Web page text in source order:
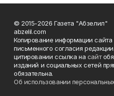
© 2015-2026 Газета "Абзелил"
abzelil.com
Копирование информации
письменного согласия
цитировании ссылка на сайт
изданий и социальных сетей
обязательна.
Об использовании